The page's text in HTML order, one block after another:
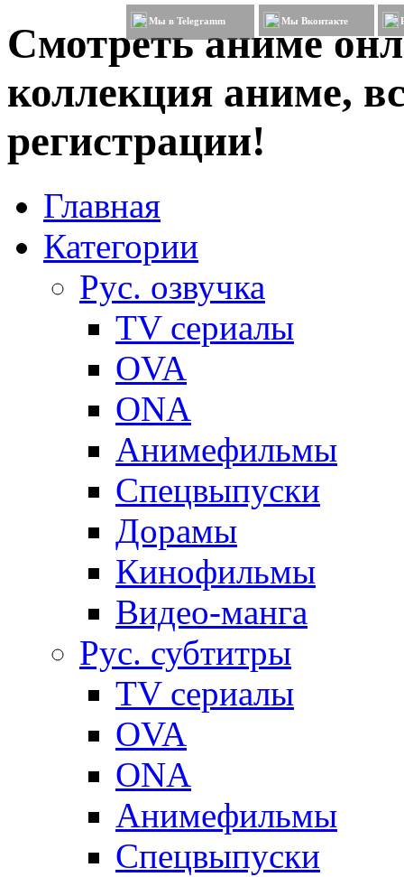
Смотреть аниме
коллекция аниме,
регистрации!
Мы в Telegramm Мы Вконтакте
Главная
Категории
Рус. озвучка
TV сериалы
OVA
ONA
Анимефильмы
Спецвыпуски
Дорамы
Кинофильмы
Видео-манга
Рус. субтитры
TV сериалы
OVA
ONA
Анимефильмы
Спецвыпуски